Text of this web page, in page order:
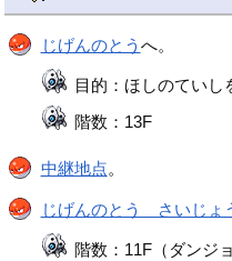
じげんのとう へ。
目的：ほしのてい
階数：13F
中継地点。
じげんのとう さいじょ
階数：11F（ダンジ